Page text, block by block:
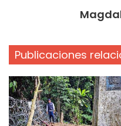
Publicaciones